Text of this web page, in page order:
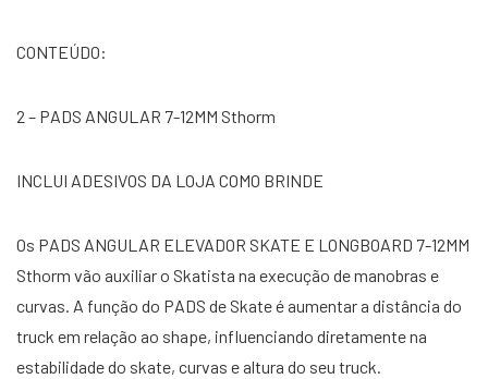
CONTEÚDO:
2 – PADS ANGULAR 7-12MM Sthorm
INCLUI ADESIVOS DA LOJA COMO BRINDE
Os PADS ANGULAR ELEVADOR SKATE E LONGBOARD 7-12MM
Sthorm vão auxiliar o Skatista na execução de manobras e
curvas. A função do PADS de Skate é aumentar a distância do
truck em relação ao shape, influenciando diretamente na
estabilidade do skate, curvas e altura do seu truck.